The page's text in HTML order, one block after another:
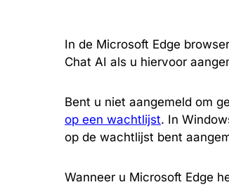
In de Microsoft Edge
Chat AI als u hiervoor
Bent u niet aangemeld om
op een wachtlijst. In
op de wachtlijst bent
Wanneer u Microsoft Edge